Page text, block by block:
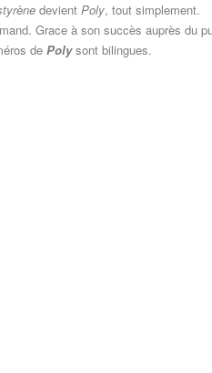
devient Poly, tout simplement.
Grace à son succès auprès du
de Polysont bilingues.